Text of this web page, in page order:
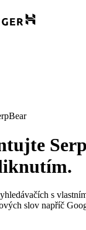
s
slov napříč